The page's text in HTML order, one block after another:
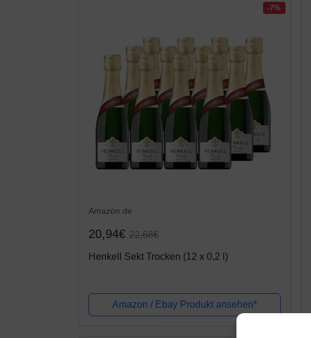
-7%
Amazon.de
20,94€ 22,68€
Henkell Sekt Trocken (12 x 0,2 l)
Amazon / Ebay Produkt ansehen*